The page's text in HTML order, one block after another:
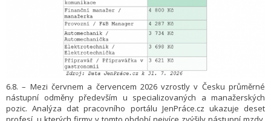
6.8. – Mezi červnem a červencem 2026 vzrostly v Česku průměrné
nástupní odměny především u specializovaných a manažerských
pozic. Analýza dat pracovního portálu JenPráce.cz ukazuje deset